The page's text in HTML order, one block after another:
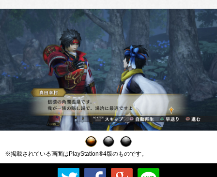
※掲載されている画面はPlayStation®4版のものです。